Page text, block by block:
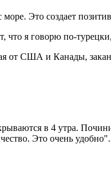
Это создает
что я говорю по-
от США и Канады,
в 4 утра.
Это очень удобно".